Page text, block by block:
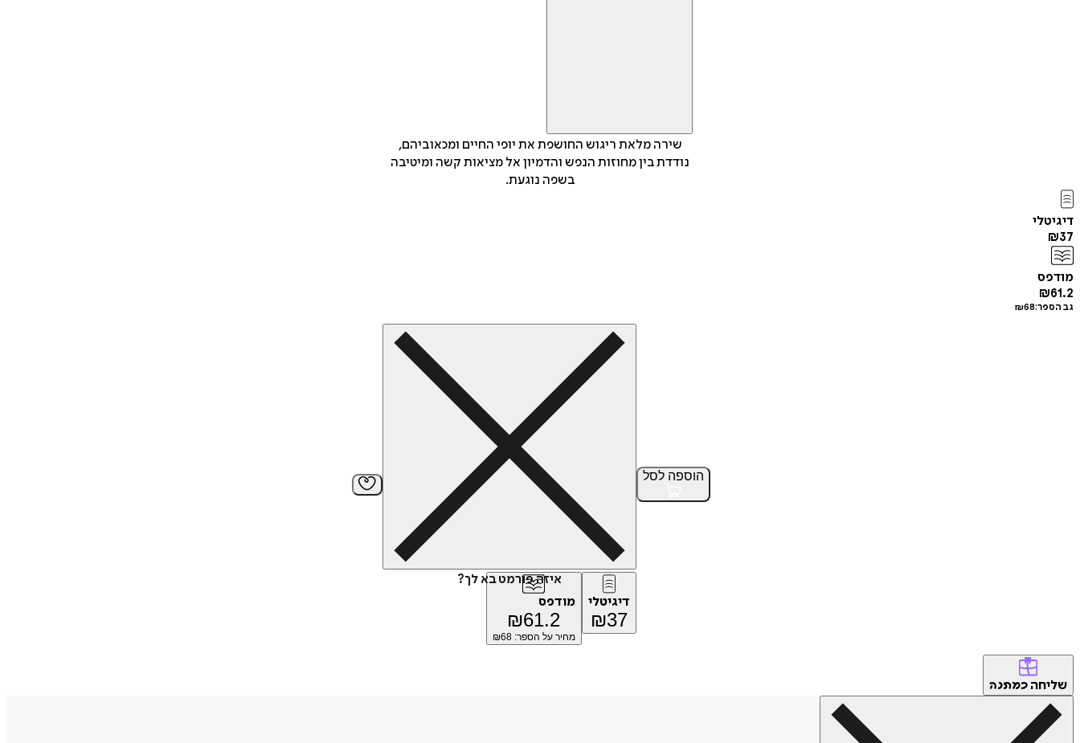
שירה מלאת ריגוש החושפת את יופי החיים ומכאוביהם,
נודדת בין מחוזות הנפש והדמיון אל מציאות קשה ומיטיבה
בשפה נוגעת.
דיגיטלי
₪37
מודפס
₪61.2
גב הספר: ₪68
הוספה לסל
איזה פורמט בא לך?
דיגיטלי
₪37
מודפס
₪61.2
מחיר על הספר: ₪68
שליחה כמתנה